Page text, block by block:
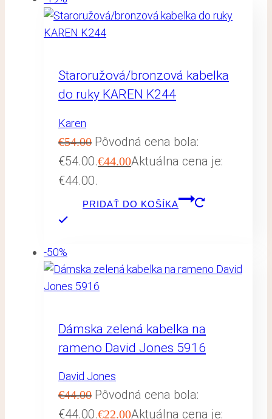
Staroružová/bronzová kabelka
do ruky KAREN K244
Karen
€54.00 Pôvodná cena bola:
€54.00.€44.00Aktuálna cena je:
€44.00.
PRIDAŤ DO KOŠÍKA
-50%
Dámska zelená kabelka na
rameno David Jones 5916
David Jones
€44.00 Pôvodná cena bola:
€44.00.€22.00Aktuálna cena je: